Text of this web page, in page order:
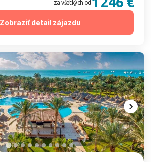
za všetkých od
Zobraziť detail zájazdu